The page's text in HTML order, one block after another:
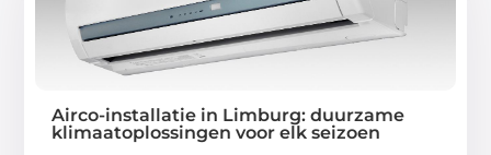
Airco-installatie in Limburg: duurzame
klimaatoplossingen voor elk seizoen